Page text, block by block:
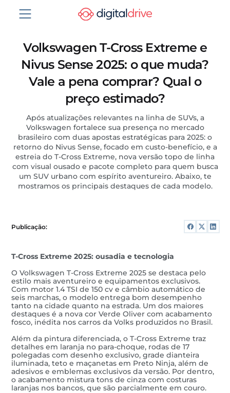
Volkswagen T-Cross Extreme e
Nivus Sense 2025: o que muda?
Vale a pena comprar? Qual o
preço estimado?
Após atualizações relevantes na linha de SUVs, a
Volkswagen fortalece sua presença no mercado
brasileiro com duas apostas estratégicas para 2025: o
retorno do Nivus Sense, focado em custo-benefício, e a
estreia do T-Cross Extreme, nova versão topo de linha
com visual ousado e pacote completo para quem busca
um SUV urbano com espírito aventureiro. Abaixo, te
mostramos os principais destaques de cada modelo.
Publicação:
T-Cross Extreme 2025: ousadia e tecnologia
O Volkswagen T-Cross Extreme 2025 se destaca pelo
estilo mais aventureiro e equipamentos exclusivos.
Com motor 1.4 TSI de 150 cv e câmbio automático de
seis marchas, o modelo entrega bom desempenho
tanto na cidade quanto na estrada. Um dos maiores
destaques é a nova cor Verde Oliver com acabamento
fosco, inédita nos carros da Volks produzidos no Brasil.
Além da pintura diferenciada, o T-Cross Extreme traz
detalhes em laranja no para-choque, rodas de 17
polegadas com desenho exclusivo, grade dianteira
iluminada, teto e maçanetas em Preto Ninja, além de
adesivos e emblemas exclusivos da versão. Por dentro,
o acabamento mistura tons de cinza com costuras
laranjas nos bancos, que são parcialmente em couro.